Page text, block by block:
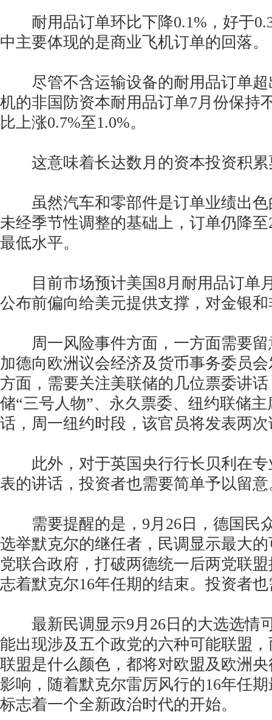
耐用品订单环比下降0.1%，好于
中主要体现的是商业飞机订单的回落。
尽管不含运输设备的耐用品订单超
机的非国防资本耐用品订单7月份保持
比上涨0.7%至1.0%。
这意味着长达数月的资本投资积累
虽然汽车和零部件是订单业绩出色
未经季节性调整的基础上，订单仍降至
最低水平。
目前市场预计美国8月耐用品订单
公布前偏向给美元提供支撑，对金银
周一风险事件方面，一方面需要留
加德向欧洲议会经济及货币事务委员
方面，需要关注美联储的几位票委讲
储“三号人物”、永久票委、纽约联储
话，周一纽约时段，该官员将发表两
此外，对于英国央行行长贝利在专
表的讲话，投资者也需要简单予以留意
需要提醒的是，9月26日，德国民
选举默克尔的继任者，民调显示最大
党联合政府，打破两德统一后两党联
志着默克尔16年任期的结束。投资者
最新民调显示9月26日的大选选情
能出现涉及五个政党的六种可能联盟
联盟是什么颜色，都将对欧盟及欧洲
影响，随着默克尔雷厉风行的16年任
标志着一个全新政治时代的开始。